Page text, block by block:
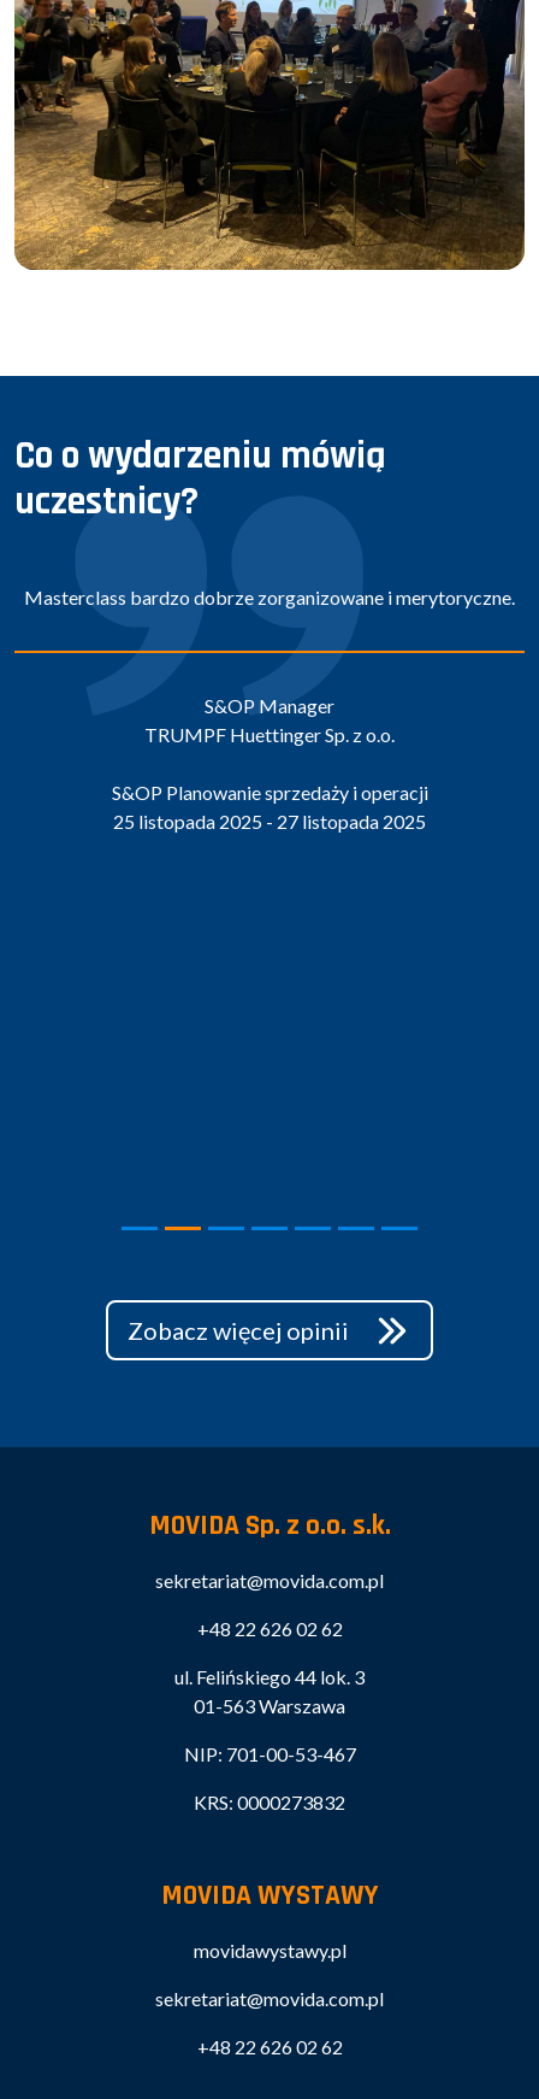
Co o wydarzeniu mówią
uczestnicy?
Masterclass bardzo dobrze zorganizowane i merytoryczne.
S&OP Manager
TRUMPF Huettinger Sp. z o.o.
S&OP Planowanie sprzedaży i operacji
25 listopada 2025 - 27 listopada 2025
Zobacz więcej opinii
MOVIDA Sp. z o.o. s.k.
sekretariat@movida.com.pl
+48 22 626 02 62
ul. Felińskiego 44 lok. 3
01-563 Warszawa
NIP: 701-00-53-467
KRS: 0000273832
MOVIDA WYSTAWY
movidawystawy.pl
sekretariat@movida.com.pl
+48 22 626 02 62